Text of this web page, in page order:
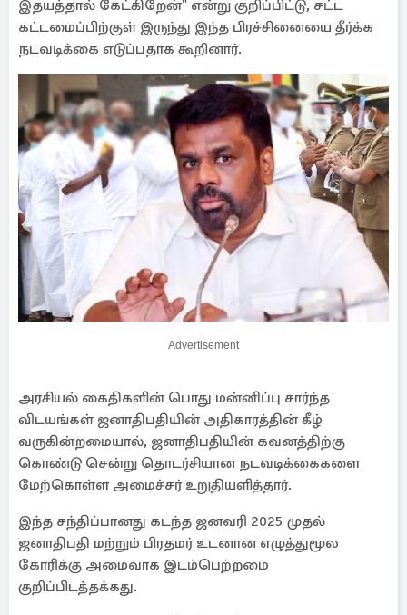
இதயத்தால் கேட்கிறேன்" என்று குறிப்பிட்டு, சட்ட
கட்டமைப்பிற்குள் இருந்து இந்த பிரச்சினையை தீர்க்க
நடவடிக்கை எடுப்பதாக கூறினார்.
Advertisement
அரசியல் கைதிகளின் பொது மன்னிப்பு சார்ந்த
விடயங்கள் ஜனாதிபதியின் அதிகாரத்தின் கீழ்
வருகின்றமையால், ஜனாதிபதியின் கவனத்திற்கு
கொண்டு சென்று தொடர்சியான நடவடிக்கைகளை
மேற்கொள்ள அமைச்சர் உறுதியளித்தார்.
இந்த சந்திப்பானது கடந்த ஜனவரி 2025 முதல்
ஜனாதிபதி மற்றும் பிரதமர் உடனான எழுத்துமூல
கோரிக்கு அமைவாக இடம்பெற்றமை
குறிப்பிடத்தக்கது.